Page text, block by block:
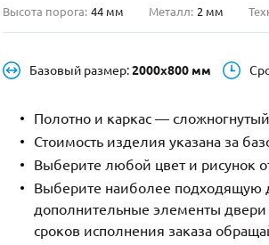
Высота порога: 44 мм Металл: 2 мм
Базовый размер:2000х800 мм
Полотно и каркас —
Стоимость изделия указана за
Выберите любой цвет и рисунок
Выберите наиболее подходящую
дополнительные элементы двери
сроков исполнения заказа